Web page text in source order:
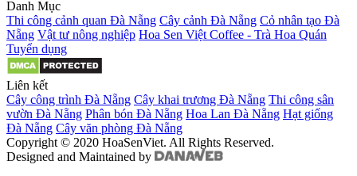
Danh Mục
Thi công cảnh quan Đà Nẵng Cây cảnh Đà Nẵng Cỏ nhân tạo Đà
Nẵng Vật tư nông nghiệp Hoa Sen Việt Coffee - Trà Hoa Quán
Tuyển dụng
Liên kết
Cây công trình Đà Nẵng Cây khai trương Đà Nẵng Thi công sân
vườn Đà Nẵng Phân bón Đà Nẵng Hoa Lan Đà Nẵng Hạt giống
Đà Nẵng Cây văn phòng Đà Nẵng
Copyright © 2020 HoaSenViet. All Rights Reserved.
Designed and Maintained by